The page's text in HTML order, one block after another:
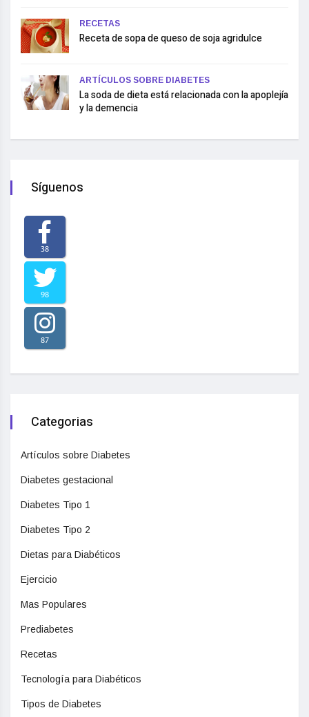
RECETAS
Receta de sopa de queso de soja agridulce
ARTÍCULOS SOBRE DIABETES
La soda de dieta está relacionada con la apoplejía
y la demencia
Síguenos
38
98
87
Categorias
Artículos sobre Diabetes
Diabetes gestacional
Diabetes Tipo 1
Diabetes Tipo 2
Dietas para Diabéticos
Ejercicio
Mas Populares
Prediabetes
Recetas
Tecnología para Diabéticos
Tipos de Diabetes